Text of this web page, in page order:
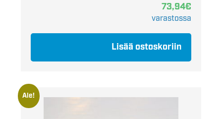
73,94€
varastossa
Lisää ostoskoriin
Ale!